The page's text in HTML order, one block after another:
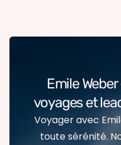
Emile
voyages et
Voyager avec
toute sérénité.